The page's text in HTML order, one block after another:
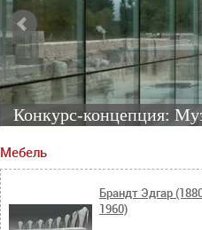
Конкурс-концепция:
Мебель
Брандт Эдгар
1960)